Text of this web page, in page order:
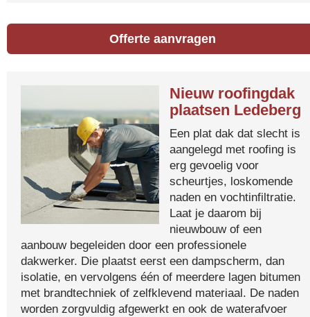
Offerte aanvragen
Nieuw roofingdak
plaatsen Ledeberg
Een plat dak dat slecht is
aangelegd met roofing is
erg gevoelig voor
scheurtjes, loskomende
naden en vochtinfiltratie.
Laat je daarom bij
nieuwbouw of een
aanbouw begeleiden door een professionele
dakwerker. Die plaatst eerst een dampscherm, dan
isolatie, en vervolgens één of meerdere lagen bitumen
met brandtechniek of zelfklevend materiaal. De naden
worden zorgvuldig afgewerkt en ook de waterafvoer